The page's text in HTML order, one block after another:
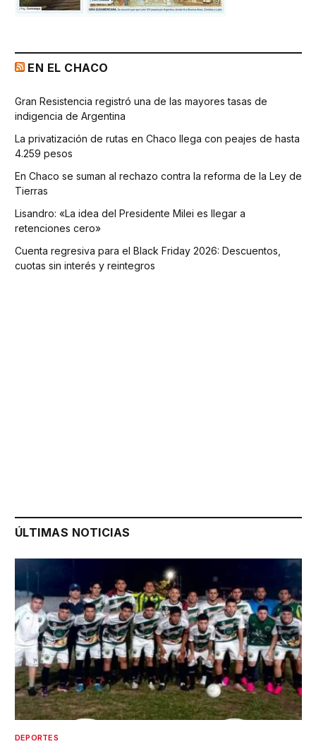
EN EL CHACO
Gran Resistencia registró una de las mayores tasas de
indigencia de Argentina
La privatización de rutas en Chaco llega con peajes de hasta
4.259 pesos
En Chaco se suman al rechazo contra la reforma de la Ley de
Tierras
Lisandro: «La idea del Presidente Milei es llegar a
retenciones cero»
Cuenta regresiva para el Black Friday 2026: Descuentos,
cuotas sin interés y reintegros
ÚLTIMAS NOTICIAS
DEPORTES